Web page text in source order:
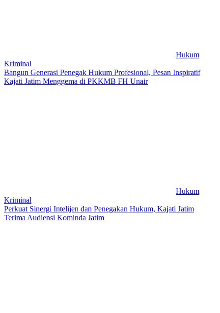
Hukum
Kriminal
Bangun Generasi Penegak Hukum Profesional, Pesan Inspiratif
Kajati Jatim Menggema di PKKMB FH Unair
Hukum
Kriminal
Perkuat Sinergi Intelijen dan Penegakan Hukum, Kajati Jatim
Terima Audiensi Kominda Jatim